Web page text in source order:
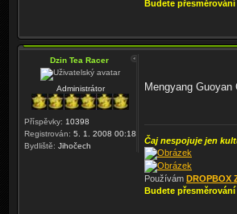
Budete
Dzin Tea Racer
Administrátor
Příspěvky: 10398
Registrován: 5. 1. 2008 00:18
Bydliště: Jihočech
Mengyang
Čaj nespojuje jen
Používám DROPBOX
Budete